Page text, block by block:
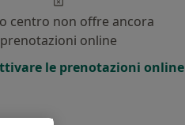
Risposte ai pazienti (467)
centro non offre ancora
prenotazioni online
le prenotazioni online